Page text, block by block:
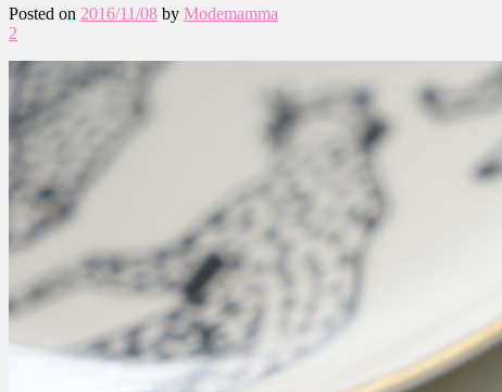
Posted on 2016/11/08 by Modemamma
2